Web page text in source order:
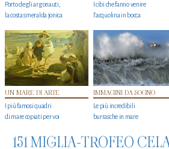
Porto degli argonauti,
la costa smeralda jonica
I cibi che fanno venire
l’acquolina in bocca
UN MARE DI ARTE
I più famosi quadri
di mare copiati per voi
IMMAGINI DA SOGNO
Le più incredibili
burrasche in mare
151 MIGLIA-TROFEO